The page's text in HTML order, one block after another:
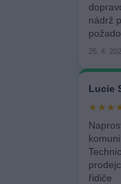
nádrž
25. 4.
Lucie
řidiče